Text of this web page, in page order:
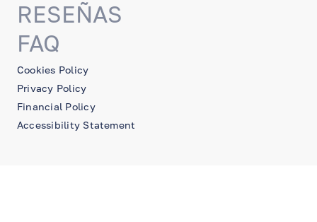
Cookies Policy
Privacy Policy
Financial Policy
Accessibility Statement
RESEÑAS
FAQ